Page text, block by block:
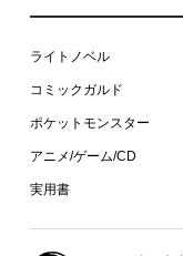
ライトノベル
コミックガルド
ポケットモンスター
アニメ/ゲーム/CD
実用書